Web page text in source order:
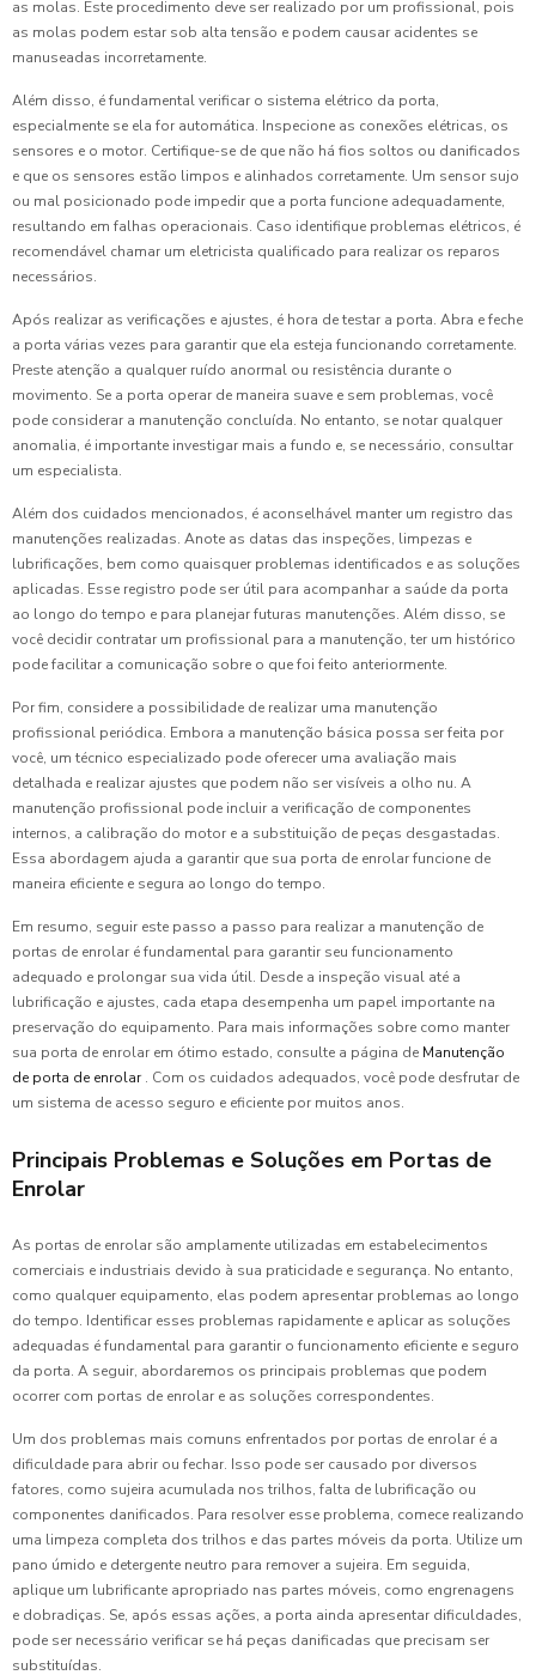
as molas. Este procedimento deve ser realizado por um profissional, pois
as molas podem estar sob alta tensão e podem causar acidentes se
manuseadas incorretamente.
Além disso, é fundamental verificar o sistema elétrico da porta,
especialmente se ela for automática. Inspecione as conexões elétricas, os
sensores e o motor. Certifique-se de que não há fios soltos ou danificados
e que os sensores estão limpos e alinhados corretamente. Um sensor sujo
ou mal posicionado pode impedir que a porta funcione adequadamente,
resultando em falhas operacionais. Caso identifique problemas elétricos, é
recomendável chamar um eletricista qualificado para realizar os reparos
necessários.
Após realizar as verificações e ajustes, é hora de testar a porta. Abra e feche
a porta várias vezes para garantir que ela esteja funcionando corretamente.
Preste atenção a qualquer ruído anormal ou resistência durante o
movimento. Se a porta operar de maneira suave e sem problemas, você
pode considerar a manutenção concluída. No entanto, se notar qualquer
anomalia, é importante investigar mais a fundo e, se necessário, consultar
um especialista.
Além dos cuidados mencionados, é aconselhável manter um registro das
manutenções realizadas. Anote as datas das inspeções, limpezas e
lubrificações, bem como quaisquer problemas identificados e as soluções
aplicadas. Esse registro pode ser útil para acompanhar a saúde da porta
ao longo do tempo e para planejar futuras manutenções. Além disso, se
você decidir contratar um profissional para a manutenção, ter um histórico
pode facilitar a comunicação sobre o que foi feito anteriormente.
Por fim, considere a possibilidade de realizar uma manutenção
profissional periódica. Embora a manutenção básica possa ser feita por
você, um técnico especializado pode oferecer uma avaliação mais
detalhada e realizar ajustes que podem não ser visíveis a olho nu. A
manutenção profissional pode incluir a verificação de componentes
internos, a calibração do motor e a substituição de peças desgastadas.
Essa abordagem ajuda a garantir que sua porta de enrolar funcione de
maneira eficiente e segura ao longo do tempo.
Em resumo, seguir este passo a passo para realizar a manutenção de
portas de enrolar é fundamental para garantir seu funcionamento
adequado e prolongar sua vida útil. Desde a inspeção visual até a
lubrificação e ajustes, cada etapa desempenha um papel importante na
preservação do equipamento. Para mais informações sobre como manter
sua porta de enrolar em ótimo estado, consulte a página de Manutenção
de porta de enrolar. Com os cuidados adequados, você pode desfrutar de
um sistema de acesso seguro e eficiente por muitos anos.
Principais Problemas e Soluções em Portas de
Enrolar
As portas de enrolar são amplamente utilizadas em estabelecimentos
comerciais e industriais devido à sua praticidade e segurança. No entanto,
como qualquer equipamento, elas podem apresentar problemas ao longo
do tempo. Identificar esses problemas rapidamente e aplicar as soluções
adequadas é fundamental para garantir o funcionamento eficiente e seguro
da porta. A seguir, abordaremos os principais problemas que podem
ocorrer com portas de enrolar e as soluções correspondentes.
Um dos problemas mais comuns enfrentados por portas de enrolar é a
dificuldade para abrir ou fechar. Isso pode ser causado por diversos
fatores, como sujeira acumulada nos trilhos, falta de lubrificação ou
componentes danificados. Para resolver esse problema, comece realizando
uma limpeza completa dos trilhos e das partes móveis da porta. Utilize um
pano úmido e detergente neutro para remover a sujeira. Em seguida,
aplique um lubrificante apropriado nas partes móveis, como engrenagens
e dobradiças. Se, após essas ações, a porta ainda apresentar dificuldades,
pode ser necessário verificar se há peças danificadas que precisam ser
substituídas.